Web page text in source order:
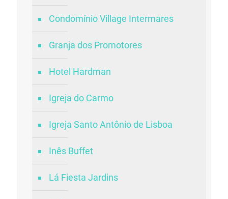
Condomínio Village Intermares
Granja dos Promotores
Hotel Hardman
Igreja do Carmo
Igreja Santo Antônio de Lisboa
Inês Buffet
Lá Fiesta Jardins